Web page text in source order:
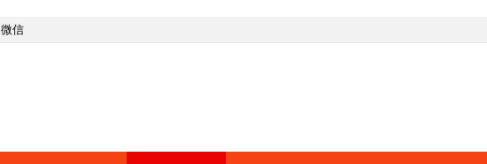
微信